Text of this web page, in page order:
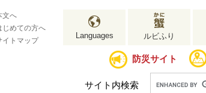
文へ
じめての方へ
イトマップ
Languages ルビふり
防災サイト
サイト内検索